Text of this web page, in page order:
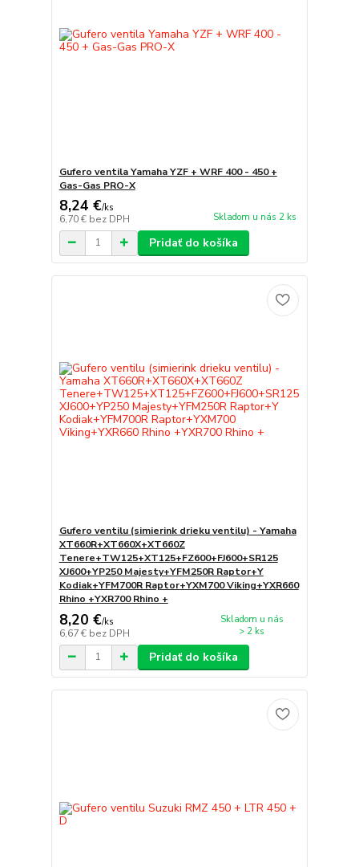
Gufero ventila Yamaha YZF + WRF 400 - 450 +
Gas-Gas PRO-X
8,24 €/ks
6,70 € bez DPH Skladom u nás 2 ks
Pridať do košíka
Gufero ventilu (simierink drieku ventilu) - Yamaha
XT660R+XT660X+XT660Z
Tenere+TW125+XT125+FZ600+FJ600+SR125
XJ600+YP250 Majesty+YFM250R Raptor+Y
Kodiak+YFM700R Raptor+YXM700 Viking+YXR660
Rhino +YXR700 Rhino +
8,20 €/ks
6,67 € bez DPH
Skladom u nás
> 2 ks
Pridať do košíka